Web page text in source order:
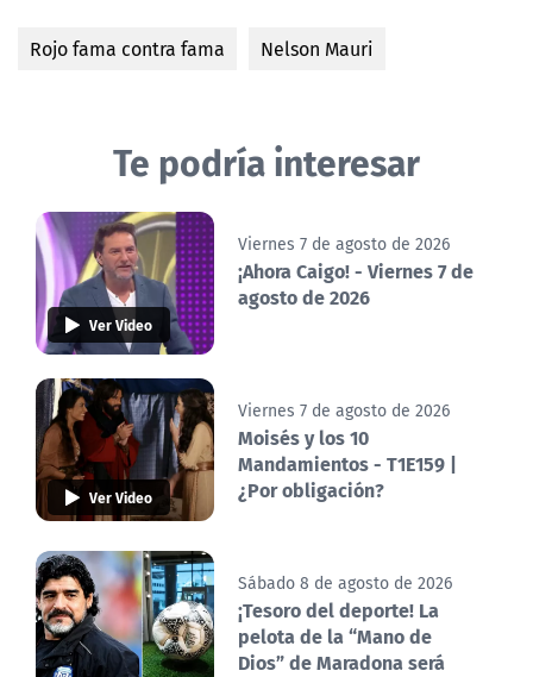
Rojo fama contra fama Nelson Mauri
Te podría interesar
Ver Video
Viernes 7 de agosto de 2026
¡Ahora Caigo! - Viernes 7 de
agosto de 2026
Ver Video
Viernes 7 de agosto de 2026
Moisés y los 10
Mandamientos - T1E159 |
¿Por obligación?
Sábado 8 de agosto de 2026
¡Tesoro del deporte! La
pelota de la “Mano de
Dios” de Maradona será